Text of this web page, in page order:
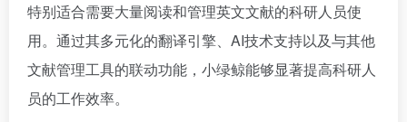
特别适合需要大量阅读和管理英文文献的科研人员使
用。通过其多元化的翻译引擎、AI技术支持以及与其他
文献管理工具的联动功能，小绿鲸能够显著提高科研人
员的工作效率。